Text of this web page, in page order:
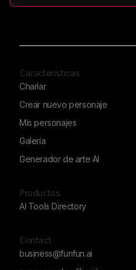
Características
Charlar
Crear nuevo personaje
Mis personajes
Galería
Generador de arte AI
Productos
AI Tools Directory
Contact
business@funfun.ai